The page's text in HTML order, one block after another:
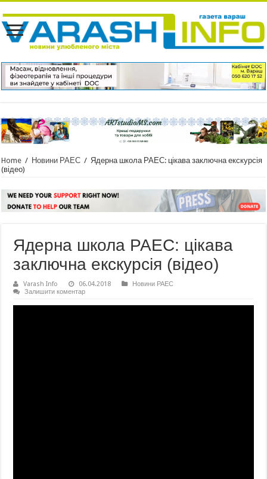
Home / Новини РАЕС / Ядерна школа РАЕС: цікава заключна екскурсія
(відео)
Ядерна школа РАЕС: цікава
заключна екскурсія (відео)
Varash Info 06.04.2018
Новини РАЕС
Залишити коментар